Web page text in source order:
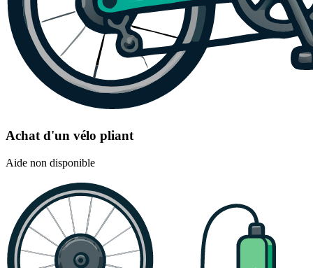
Achat d'un vélo pliant
Aide non disponible